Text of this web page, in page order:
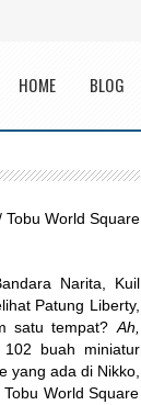
menu
HOME BLOG
Tobu World Square
Narita, Kuil
Patung Liberty,
satu tempat? Ah,
102 buah miniatur
yang ada di Nikko,
World Square